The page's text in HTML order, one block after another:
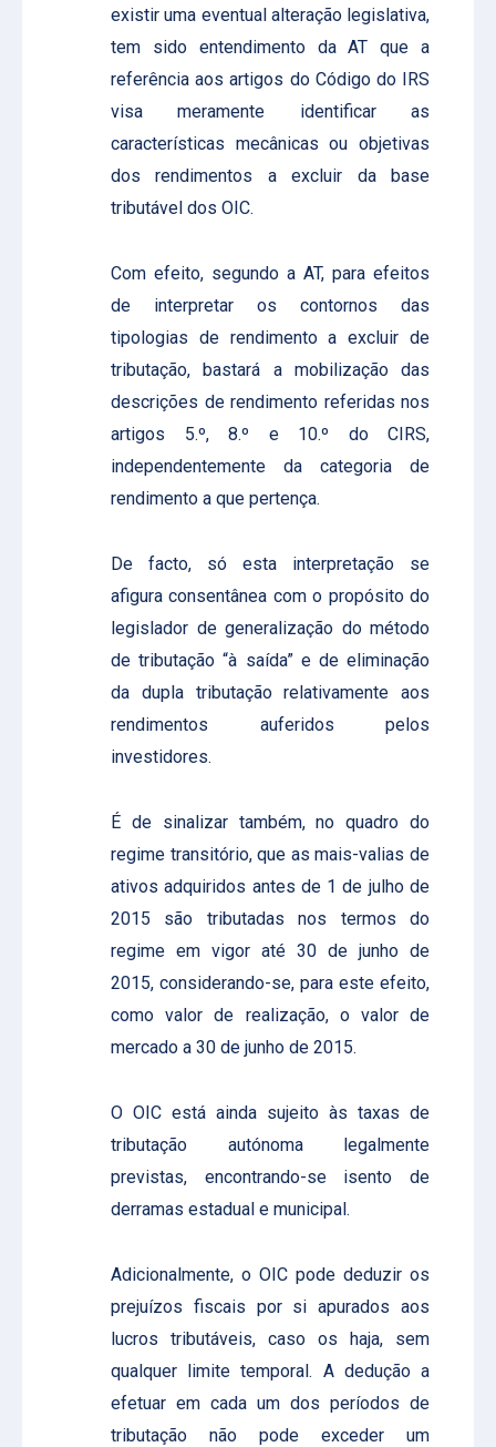
existir uma eventual alteração legislativa,
tem sido entendimento da AT que a
referência aos artigos do Código do IRS
visa meramente identificar as
características mecânicas ou objetivas
dos rendimentos a excluir da base
tributável dos OIC.
Com efeito, segundo a AT, para efeitos
de interpretar os contornos das
tipologias de rendimento a excluir de
tributação, bastará a mobilização das
descrições de rendimento referidas nos
artigos 5.º, 8.º e 10.º do CIRS,
independentemente da categoria de
rendimento a que pertença.
De facto, só esta interpretação se
afigura consentânea com o propósito do
legislador de generalização do método
de tributação “à saída” e de eliminação
da dupla tributação relativamente aos
rendimentos auferidos pelos
investidores.
É de sinalizar também, no quadro do
regime transitório, que as mais-valias de
ativos adquiridos antes de 1 de julho de
2015 são tributadas nos termos do
regime em vigor até 30 de junho de
2015, considerando-se, para este efeito,
como valor de realização, o valor de
mercado a 30 de junho de 2015.
O OIC está ainda sujeito às taxas de
tributação autónoma legalmente
previstas, encontrando-se isento de
derramas estadual e municipal.
Adicionalmente, o OIC pode deduzir os
prejuízos fiscais por si apurados aos
lucros tributáveis, caso os haja, sem
qualquer limite temporal. A dedução a
efetuar em cada um dos períodos de
tributação não pode exceder um